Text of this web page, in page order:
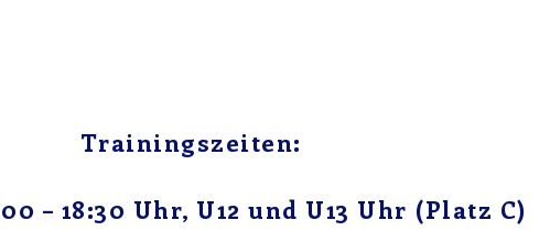
Trainingszeiten:
– 18:30 Uhr, U12 und U13 Uhr (Platz C)